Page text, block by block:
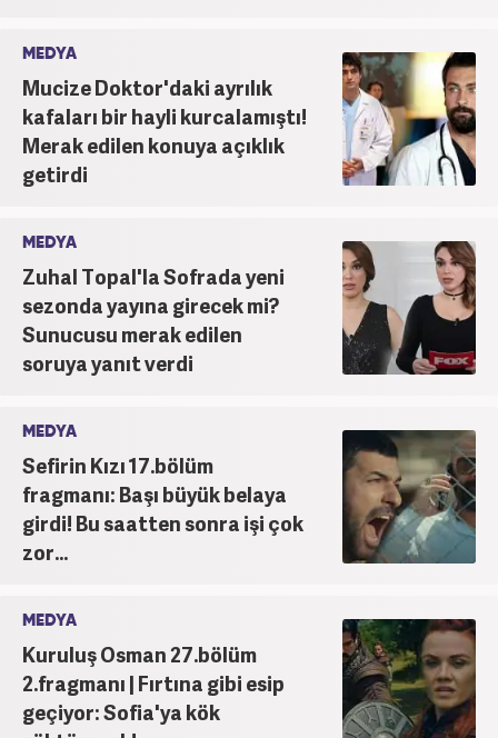
MEDYA
Mucize Doktor'daki ayrılık
kafaları bir hayli kurcalamıştı!
Merak edilen konuya açıklık
getirdi
MEDYA
Zuhal Topal'la Sofrada yeni
sezonda yayına girecek mi?
Sunucusu merak edilen
soruya yanıt verdi
MEDYA
Sefirin Kızı 17.bölüm
fragmanı: Başı büyük belaya
girdi! Bu saatten sonra işi çok
zor...
MEDYA
Kuruluş Osman 27.bölüm
2.fragmanı | Fırtına gibi esip
geçiyor: Sofia'ya kök